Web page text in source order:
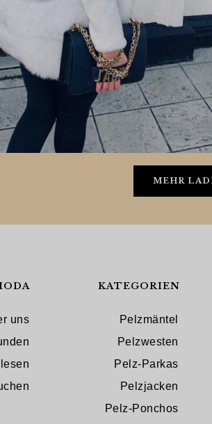
MEHR
uns
KATEGORIEN
Pelzmäntel
Pelzwesten
Pelz-Parkas
Pelzjacken
Pelz-Ponchos